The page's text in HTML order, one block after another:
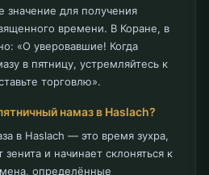
значение для получения
времени. В Коране, в
«О уверовавшие! Когда
в пятницу, устремляйтесь к
торговлю».
намаз в Haslach?
в Haslach — это время зухра,
зенита и начинает склоняться к
определённые